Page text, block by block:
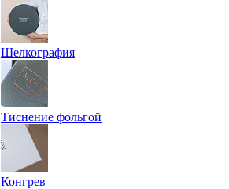
Шелкография
Тиснение фольгой
Конгрев